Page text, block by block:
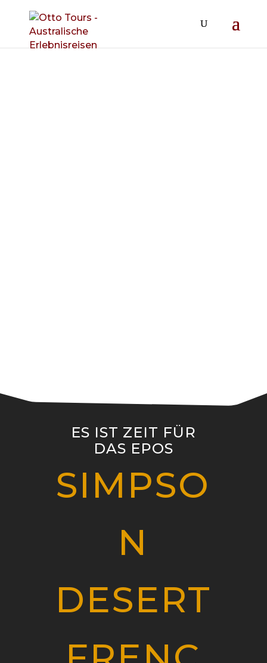
ES IST ZEIT FÜR
DAS EPOS
SIMPSO
N
DESERT